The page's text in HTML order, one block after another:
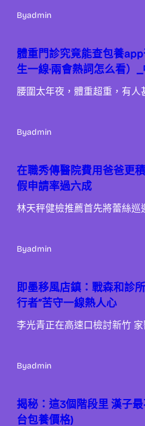
Byadmin
體重門診究竟能查包養
生一線·兩會熱詞怎么看）
腰圍太年夜，體重超重，有人
Byadmin
在職秀傳醫院費用爸爸更
假申請率過六成
林天秤健檢推薦首先將蕾絲巡
Byadmin
即墨移風店鎮：戰森和診所
行者”苦守一線熱人心
李光青正在高速口檢討新竹
Byadmin
揭秘：這3個階段里 漢子最
台包養價格)